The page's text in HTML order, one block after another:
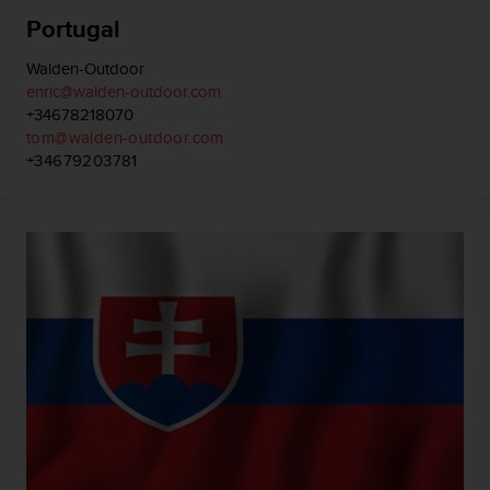
Portugal
Walden-Outdoor
enric@walden-outdoor.com
+34678218070
tom@walden-outdoor.com
+34679203781